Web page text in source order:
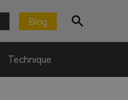
Blog
Technique